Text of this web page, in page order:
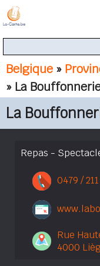
Belgique »
» La
La
Repas -
0479 /
Rue
4000